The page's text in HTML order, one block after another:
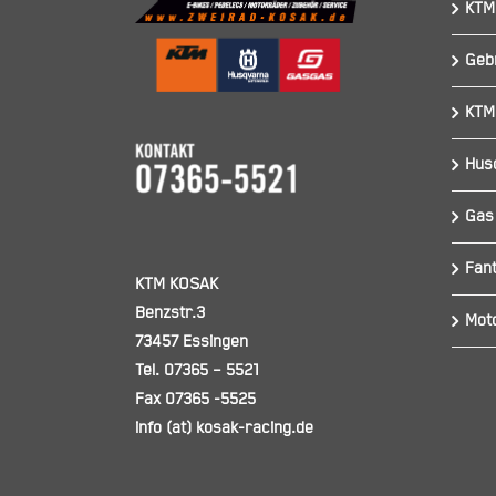
KTM KOSAK
Benzstr.3
73457 Essingen
Tel. 07365 – 5521
Fax 07365 -5525
info (at) kosak-racing.de